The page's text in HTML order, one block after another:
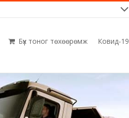
Бүх тоног төхөөрөмж Ковид-19